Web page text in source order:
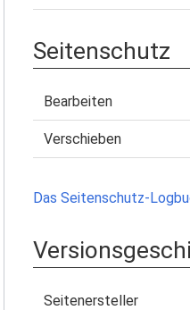
Seitenschutz
Bearbeiten
Verschieben
Das Seitenschutz-
Seitenersteller